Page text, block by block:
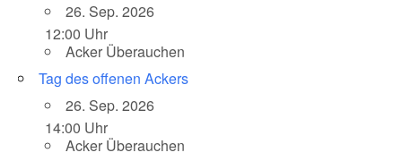
26. Sep. 2026
12:00 Uhr
Acker Überauchen
Tag des offenen Ackers
26. Sep. 2026
14:00 Uhr
Acker Überauchen